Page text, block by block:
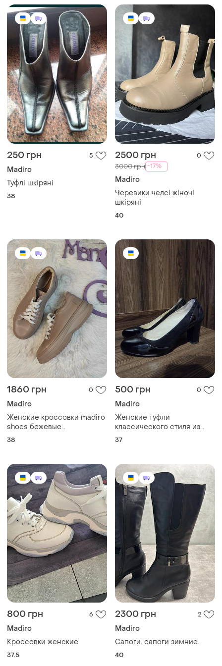
250 грн 5
Madiro
Туфлі шкіряні
38
2500 грн 0
3000 грн -17%
Madiro
Черевики челсі жіночі
шкіряні
40
1860 грн 0
Madiro
Женские кроссовки madiro
shoes бежевые
натуральная кожа размер
38
500 грн 0
Madiro
Женские туфли
классического стиля из
натуральной замши и
37
800 грн 6
Madiro
Кроссовки женские
37.5
2300 грн 2
Madiro
Сапоги. сапоги зимние.
40